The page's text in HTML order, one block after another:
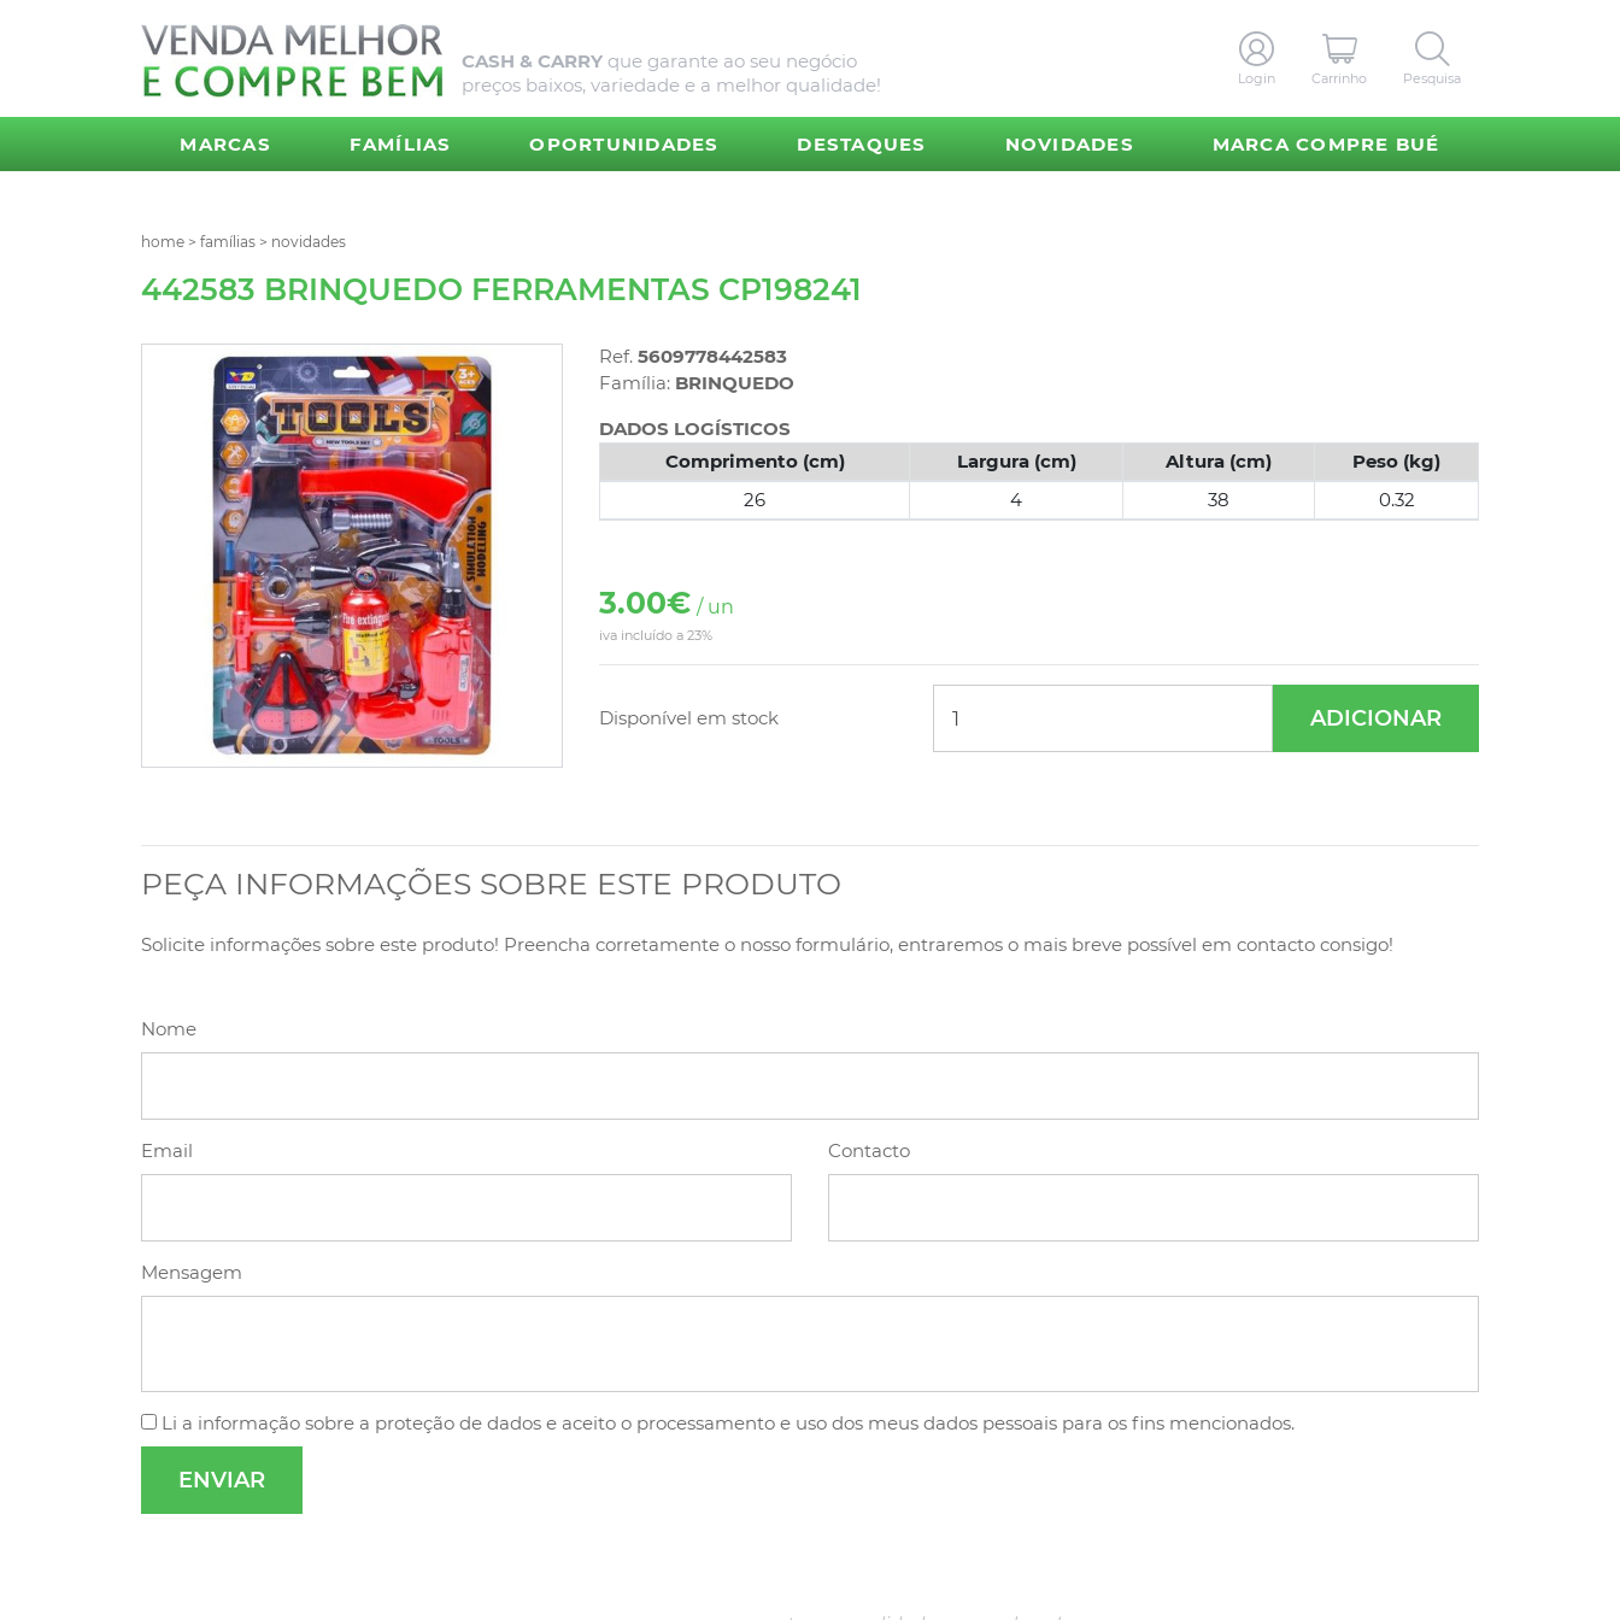
CASH & CARRY que garante ao seu negócio
preços baixos, variedade e a melhor qualidade!
Login Carrinho Pesquisa
MARCAS FAMÍLIAS OPORTUNIDADES DESTAQUES NOVIDADES MARCA COMPRE BUÉ
home > famílias > novidades
442583 BRINQUEDO FERRAMENTAS CP198241
Ref. 5609778442583
Família: BRINQUEDO
DADOS LOGÍSTICOS
Comprimento (cm)
Largura (cm) Altura (cm)
Peso (kg)
26
4 38 0.32
3.00€ / un
iva incluído a 23%
Disponível em stock ADICIONAR
PEÇA INFORMAÇÕES SOBRE ESTE PRODUTO
Solicite informações sobre este produto! Preencha corretamente o nosso formulário, entraremos o mais breve possível em contacto consigo!
Nome
Email Contacto
Mensagem
Li a informação sobre a proteção de dados e aceito o processamento e uso dos meus dados pessoais para os fins mencionados.